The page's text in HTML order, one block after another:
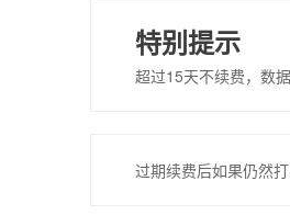
特别提示
超过15天不续费，数
过期续费后如果仍然